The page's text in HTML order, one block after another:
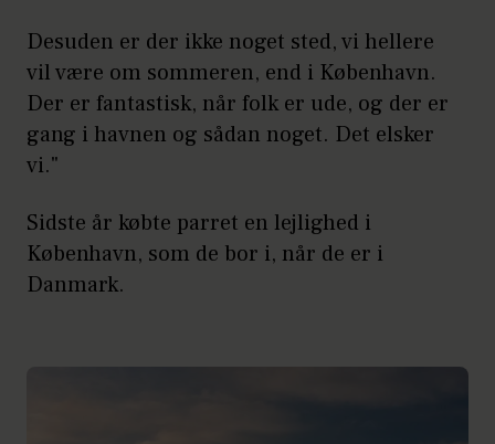
Desuden er der ikke noget sted, vi hellere
vil være om sommeren, end i København.
Der er fantastisk, når folk er ude, og der er
gang i havnen og sådan noget. Det elsker
vi."
Sidste år købte parret en lejlighed i
København, som de bor i, når de er i
Danmark.